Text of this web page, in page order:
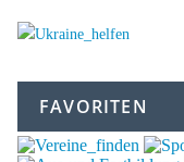
FAVORITEN